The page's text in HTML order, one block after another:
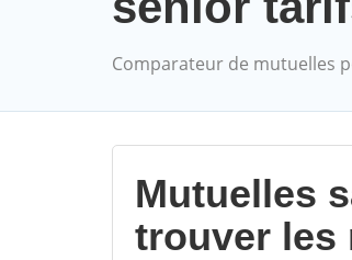
Comparateur de mutuelles
Mutuelles
trouver les